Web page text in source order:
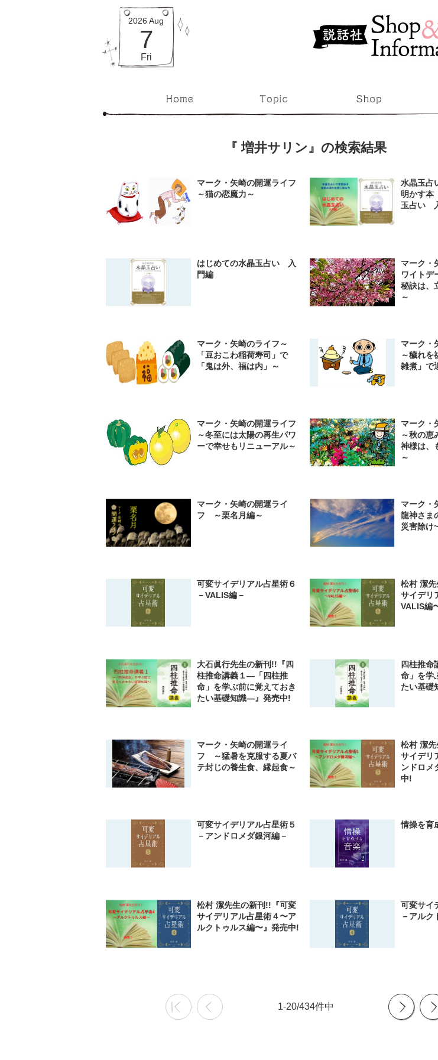
2026 Aug
7
Fri
『 増井サリン』の検索結果
マーク・矢崎の開運ライフ
～猫の恋魔力～
水晶玉占
明かす本
玉占い
はじめての水晶玉占い 入
門編
マーク・
ワイトデ
秘訣は、
～
マーク・矢崎のライフ～
「豆おこわ稲荷寿司」で
「鬼は外、福は内」～
マーク・
～穢れを
雑煮」で
マーク・矢崎の開運ライフ
～冬至には太陽の再生パワ
ーで幸せもリニューアル～
マーク・
～秋の恵
神様は、
～
マーク・矢崎の開運ライ
フ ～栗名月編～
マーク・
龍神さま
災害除け~
可変サイデリアル占星術６
－VALIS編－
松村 潔
サイデリ
VALIS編
大石眞行先生の新刊!!『四
柱推命講義１―「四柱推
命」を学ぶ前に覚えておき
たい基礎知識―』発売中!
四柱推
命」を学
たい基
マーク・矢崎の開運ライ
フ ～猛暑を克服する夏バ
テ封じの養生食、縁起食～
松村 潔
サイデリ
ンドロメ
中!
可変サイデリアル占星術５
－アンドロメダ銀河編－
情操を育
松村 潔先生の新刊!!『可変
サイデリアル占星術４〜ア
ルクトゥルス編〜』発売中!
可変サイ
－アルク
1-20/434件中